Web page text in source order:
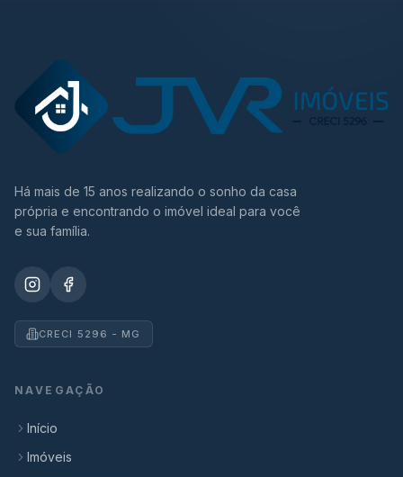
Há mais de 15 anos realizando o sonho da casa
própria e encontrando o imóvel ideal para você
e sua família.
CRECI 5296 - MG
NAVEGAÇÃO
Início
Imóveis